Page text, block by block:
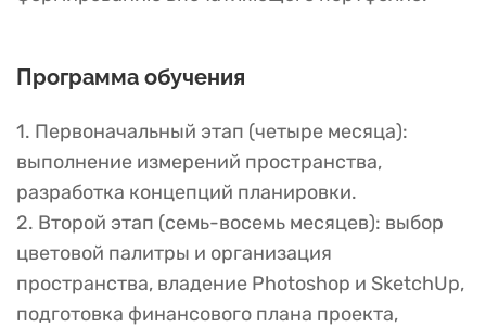
Программа обучения
1. Первоначальный этап (четыре месяца):
выполнение измерений пространства,
разработка концепций планировки.
2. Второй этап (семь-восемь месяцев): выбор
цветовой палитры и организация
пространства, владение Photoshop и SketchUp,
подготовка финансового плана проекта,